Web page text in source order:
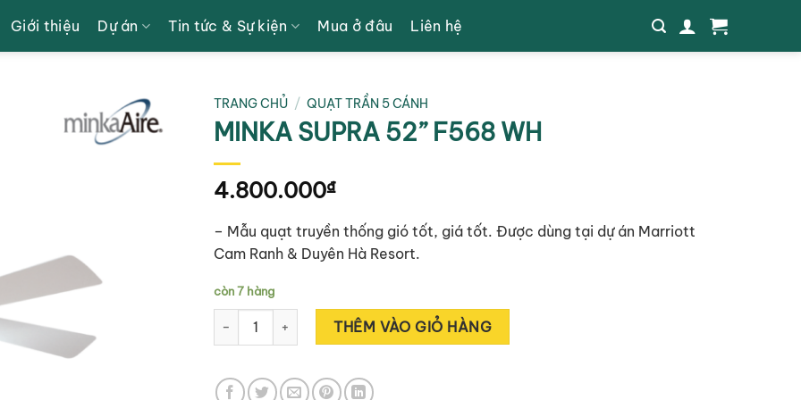
Giới thiệu Dự án Tin tức & Sự kiện Mua ở đâu Liên hệ
TRANG CHỦ / QUẠT TRẦN 5 CÁNH
MINKA SUPRA 52” F568 WH
4.800.000₫
– Mẫu quạt truyền thống gió tốt, giá tốt. Được dùng tại dự án Marriott
Cam Ranh & Duyên Hà Resort.
còn 7 hàng
MINKA SUPRA 52'' F568 WH số lượng
THÊM VÀO GIỎ HÀNG